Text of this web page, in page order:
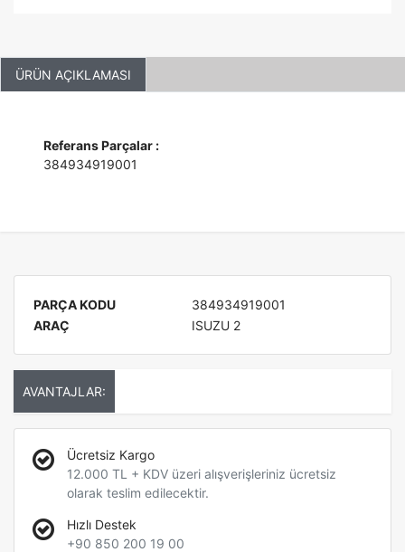
ÜRÜN AÇIKLAMASI
Referans Parçalar :
384934919001
PARÇA KODU
384934919001
ARAÇ
ISUZU 2
AVANTAJLAR:
Ücretsiz Kargo
12.000 TL + KDV üzeri alışverişleriniz ücretsiz
olarak teslim edilecektir.
Hızlı Destek
+90 850 200 19 00